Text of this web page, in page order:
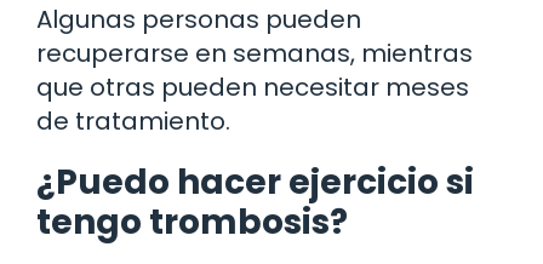
Algunas personas pueden
recuperarse en semanas, mientras
que otras pueden necesitar meses
de tratamiento.
¿Puedo hacer ejercicio si
tengo trombosis?